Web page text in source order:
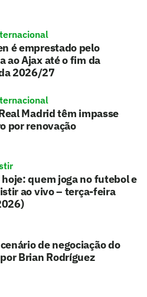
é emprestado pelo
ao Ajax até o fim da
2026/27
Madrid têm impasse
por renovação
hoje: quem joga no futebol e
ao vivo – terça-feira
de negociação do
Brian Rodríguez